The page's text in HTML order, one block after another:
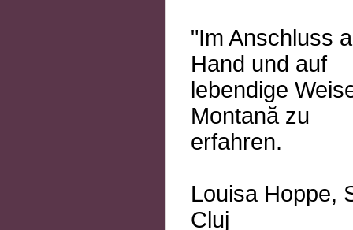
"Im Anschluss
Hand und auf
lebendige
Montană zu
erfahren.
Louisa Hoppe,
Cluj